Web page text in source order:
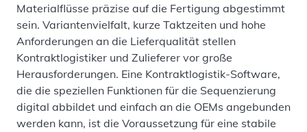
Materialflüsse präzise auf die Fertigung abgestimmt
sein. Variantenvielfalt, kurze Taktzeiten und hohe
Anforderungen an die Lieferqualität stellen
Kontraktlogistiker und Zulieferer vor große
Herausforderungen. Eine Kontraktlogistik-Software,
die die speziellen Funktionen für die Sequenzierung
digital abbildet und einfach an die OEMs angebunden
werden kann, ist die Voraussetzung für eine stabile